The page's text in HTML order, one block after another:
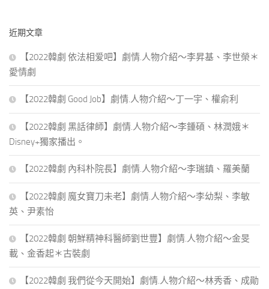
字:
近期文章
【2022韓劇 依法相爱吧】劇情.人物介紹～李昇基、李世榮＊
愛情劇
【2022韓劇 Good Job】劇情.人物介紹～丁一宇、權俞利
【2022韓劇 黑話律師】劇情.人物介紹～李鍾碩、林潤娥＊
Disney+獨家播出。
【2022韓劇 內科朴院長】劇情.人物介紹～李瑞鎮、羅美蘭
【2022韓劇 魔女寶刀未老】劇情.人物介紹～李幼梨、李敏
英、尹素怡
【2022韓劇 朝鮮精神科醫師劉世豐】劇情.人物介紹～金旻
載、金香起＊古裝劇
【2022韓劇 我們從今天開始】劇情.人物介紹～林秀香、成勛